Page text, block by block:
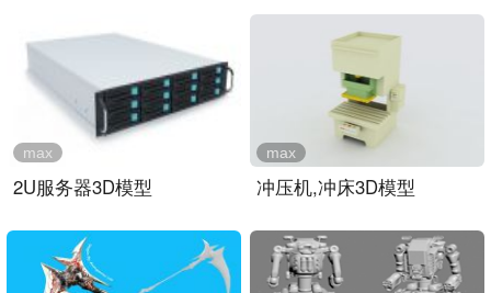
2U服务器3D模型
max
冲压机,冲床3D模型
max